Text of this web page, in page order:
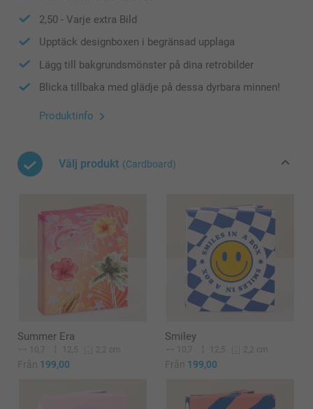
2,50 - Varje extra Bild
Upptäck designboxen i begränsad upplaga
Lägg till bakgrundsmönster på dina retrobilder
Blicka tillbaka med glädje på dessa dyrbara minnen!
Produktinfo
Välj produkt (Cardboard)
Summer Era
10,7 12,5 2,2 cm
Från 199,00
Smiley
10,7 12,5 2,2 cm
Från 199,00